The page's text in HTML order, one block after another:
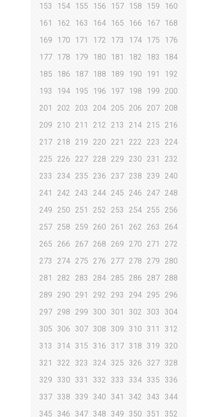
153
154 155 156 157 158 159
160
161
162 163 164 165 166 167 168
169
170 171 172 173 174 175
176
177 178 179 180 181 182 183
184
185
186 187 188 189 190 191
192
193
194 195 196 197 198 199 200
201
202 203 204 205 206 207 208
209 210 211 212 213 214 215 216
217 218 219 220 221 222 223
224
225 226 227 228 229 230 231
232
233
234 235 236 237 238 239 240
241
242 243 244 245 246 247 248
249 250 251 252 253 254 255 256
257 258 259 260 261 262 263
264
265 266 267 268 269 270 271
272
273
274 275 276 277 278 279 280
281
282 283 284 285 286 287 288
289 290 291 292 293 294 295 296
297 298 299 300 301 302 303
304
305
306 307 308 309 310 311
312
313
314 315 316 317 318 319
320
321
322 323 324 325 326 327 328
329
330 331 332 333 334 335
336
337 338 339 340 341 342 343
344
345
346 347 348 349 350 351 352